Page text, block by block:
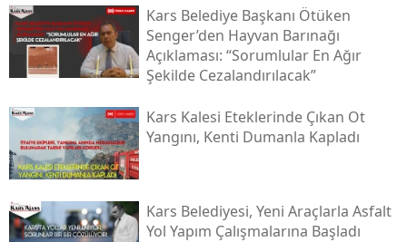
Konya
Kütahya
Malatya
Manisa
Mardin
Kars Belediye Başkanı Ötüken
Senger’den Hayvan Barınağı
Açıklaması: “sorumlular En Ağır
Şekilde Cezalandırılacak”
Kars Kalesi Eteklerinde Çıkan Ot
Yangını, Kenti Dumanla Kapladı
Kars Belediyesi, Yeni Araçlarla Asfalt
Yol Yapım Çalışmalarına Başladı